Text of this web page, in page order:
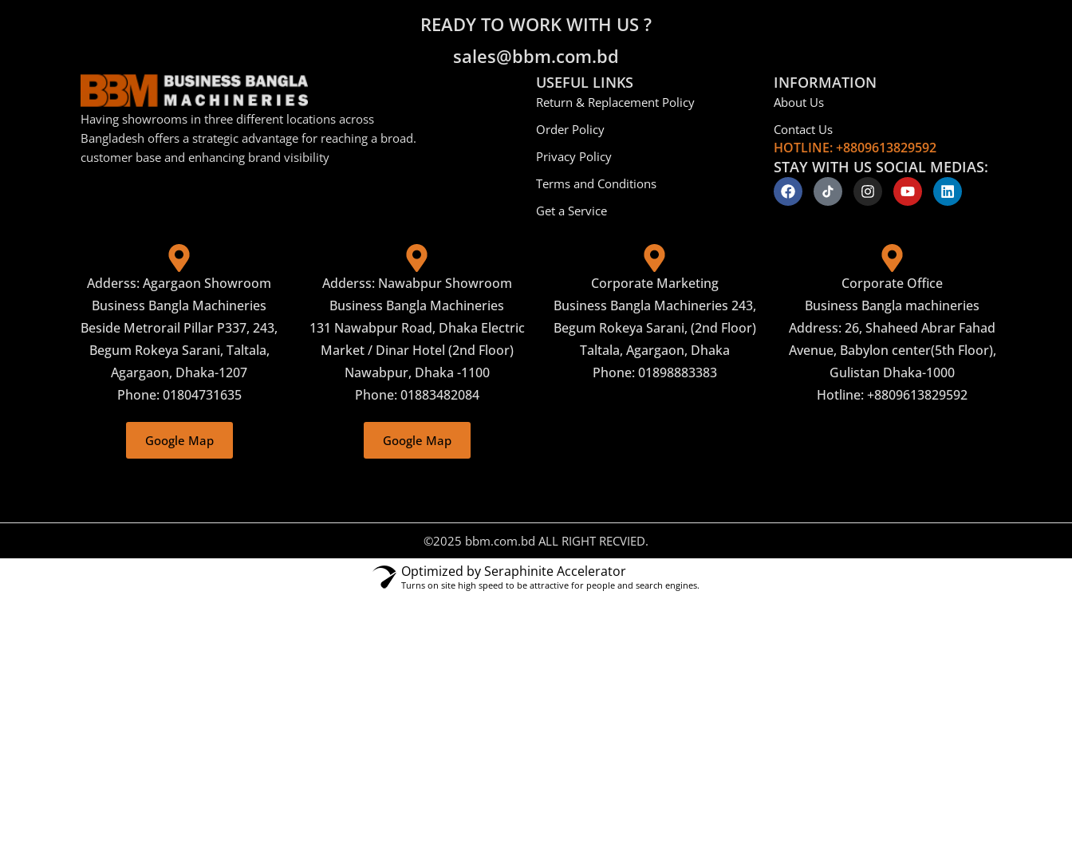
READY TO WORK WITH US ?
sales@bbm.com.bd
Having showrooms in three different locations across
Bangladesh offers a strategic advantage for reaching a broad.
customer base and enhancing brand visibility
USEFUL LINKS
Return & Replacement Policy
Order Policy
Privacy Policy
Terms and Conditions
Get a Service
INFORMATION
About Us
Contact Us
HOTLINE: +8809613829592
STAY WITH US SOCIAL MEDIAS:
Adderss: Agargaon Showroom
Business Bangla Machineries
Beside Metrorail Pillar P337, 243,
Begum Rokeya Sarani, Taltala,
Agargaon, Dhaka-1207
Phone: 01804731635
Google Map
Adderss: Nawabpur Showroom
Business Bangla Machineries
131 Nawabpur Road, Dhaka Electric
Market / Dinar Hotel (2nd Floor)
Nawabpur, Dhaka -1100
Phone: 01883482084
Google Map
Phone: 01898883383
Corporate Marketing
Business Bangla Machineries 243,
Begum Rokeya Sarani, (2nd Floor)
Taltala, Agargaon, Dhaka
Corporate Office
Business Bangla machineries
Address: 26, Shaheed Abrar Fahad
Avenue, Babylon center(5th Floor),
Gulistan Dhaka-1000
Hotline: +8809613829592
©2025 bbm.com.bd ALL RIGHT RECVIED.
Optimized by Seraphinite Accelerator
Turns on site high speed to be attractive for people and search engines.